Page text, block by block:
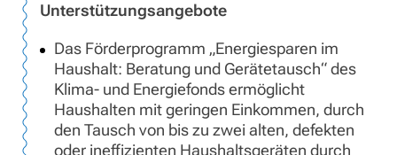
Unterstützungsangebote
Das Förderprogramm „Energiesparen im
Haushalt: Beratung und Gerätetausch“ des
Klima- und Energiefonds ermöglicht
Haushalten mit geringen Einkommen, durch
den Tausch von bis zu zwei alten, defekten
oder ineffizienten Haushaltsgeräten durch